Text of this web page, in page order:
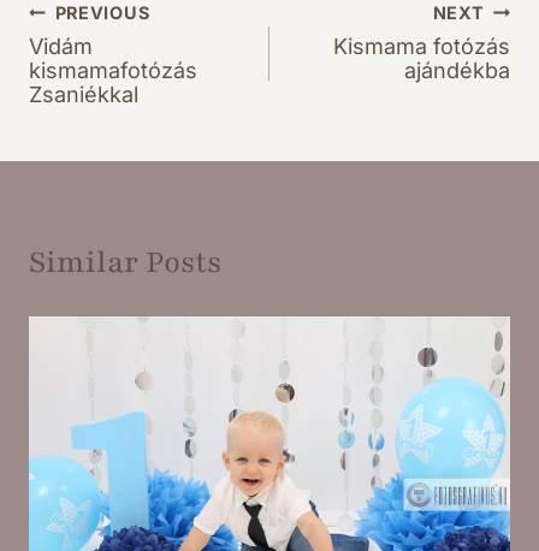
Bejegyzés
navigáció
PREVIOUS
Vidám
kismamafotózás
Zsaniékkal
NEXT
Kismama fotózás
ajándékba
Similar Posts